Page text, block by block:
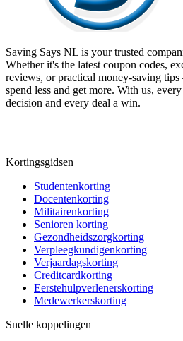
Saving Says NL is your trusted
Whether it's the latest coupon codes,
reviews, or practical money-saving
spend less and get more. With us,
decision and every deal a win.
Kortingsgidsen
Studentenkorting
Docentenkorting
Militairenkorting
Senioren korting
Gezondheidszorgkorting
Verpleegkundigenkorting
Verjaardagskorting
Creditcardkorting
Eerstehulpverlenerskorting
Medewerkerskorting
Snelle koppelingen